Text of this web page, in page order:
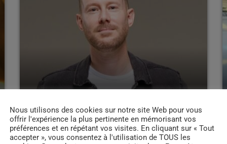
Nous utilisons des cookies sur notre site Web pour vous
offrir l'expérience la plus pertinente en mémorisant vos
préférences et en répétant vos visites. En cliquant sur « Tout
accepter », vous consentez à l'utilisation de TOUS les